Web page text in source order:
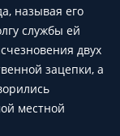
называя его
службы ей
двух
зацепки, а
местной